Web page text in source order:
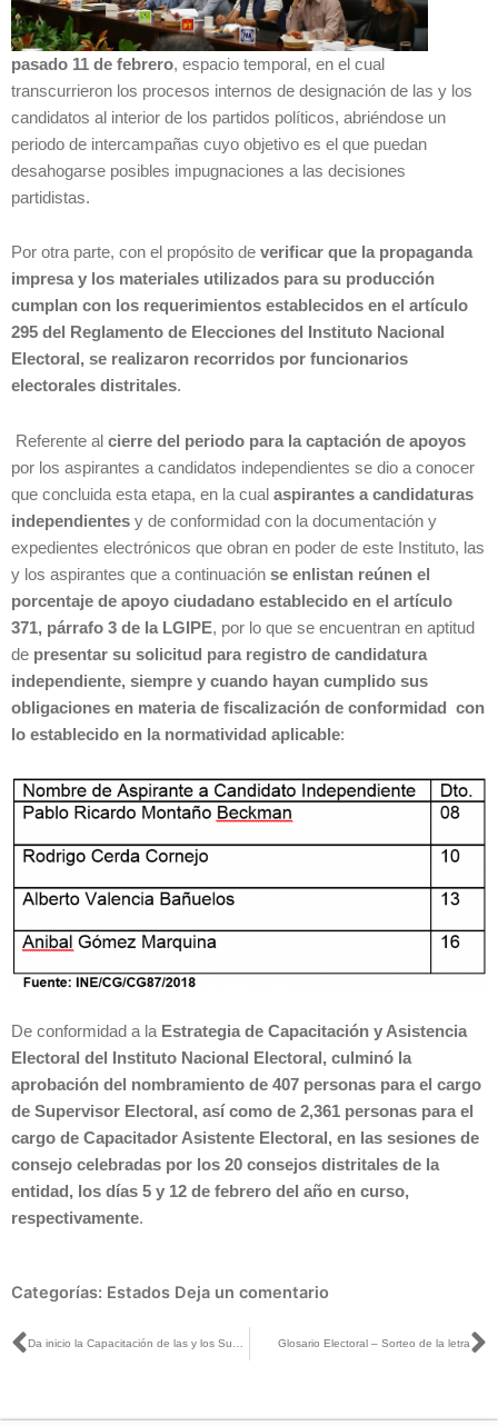
pasado 11 de febrero, espacio temporal, en el cual
transcurrieron los procesos internos de designación de las y los
candidatos al interior de los partidos políticos, abriéndose un
periodo de intercampañas cuyo objetivo es el que puedan
desahogarse posibles impugnaciones a las decisiones
partidistas.
Por otra parte, con el propósito de verificar que la propaganda
impresa y los materiales utilizados para su producción
cumplan con los requerimientos establecidos en el artículo
295 del Reglamento de Elecciones del Instituto Nacional
Electoral, se realizaron recorridos por funcionarios
electorales distritales.
Referente al cierre del periodo para la captación de apoyos
por los aspirantes a candidatos independientes se dio a conocer
que concluida esta etapa, en la cual aspirantes a candidaturas
independientes y de conformidad con la documentación y
expedientes electrónicos que obran en poder de este Instituto, las
y los aspirantes que a continuación se enlistan reúnen el
porcentaje de apoyo ciudadano establecido en el artículo
371, párrafo 3 de la LGIPE, por lo que se encuentran en aptitud
de presentar su solicitud para registro de candidatura
independiente, siempre y cuando hayan cumplido sus
obligaciones en materia de fiscalización de conformidad con
lo establecido en la normatividad aplicable:
De conformidad a la Estrategia de Capacitación y Asistencia
Electoral del Instituto Nacional Electoral, culminó la
aprobación del nombramiento de 407 personas para el cargo
de Supervisor Electoral, así como de 2,361 personas para el
cargo de Capacitador Asistente Electoral, en las sesiones de
consejo celebradas por los 20 consejos distritales de la
entidad, los días 5 y 12 de febrero del año en curso,
respectivamente.
Categorías: Estados Deja un comentario
Ant Da inicio la Capacitación de las y los Supervisores y Capacitadores Asistentes Electorales: INE Quintana Roo Glosario Electoral – Sorteo de la letra